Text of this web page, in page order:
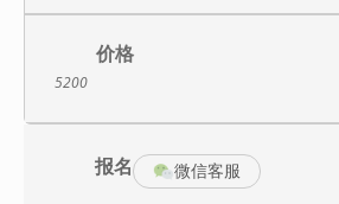
【课程大纲】
第1天：通用性知识培训和主观决策型数据模型
1．数据时代采购的格局观
采购职能的四种发展模式
采购的使命——降本，寻源，保持供应
采购人应具备的基本素质和核心竞争力
价格
5200
报名 微信客服